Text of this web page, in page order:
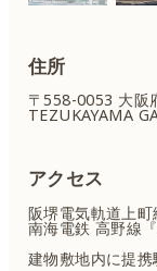
住所
〒558-0053 大阪
TEZUKAYAMA
アクセス
阪堺電気軌道上
南海電鉄 高野線
建物敷地内に提携